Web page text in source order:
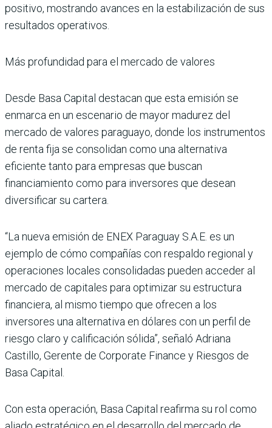
positivo, mostrando avances en la estabilización de sus
resultados operativos.
Más profundidad para el mercado de valores
Desde Basa Capital destacan que esta emisión se
enmarca en un escenario de mayor madurez del
mercado de valores paraguayo, donde los instrumentos
de renta fija se consolidan como una alternativa
eficiente tanto para empresas que buscan
financiamiento como para inversores que desean
diversificar su cartera.
“La nueva emisión de ENEX Paraguay S.A.E. es un
ejemplo de cómo compañías con respaldo regional y
operaciones locales consolidadas pueden acceder al
mercado de capitales para optimizar su estructura
financiera, al mismo tiempo que ofrecen a los
inversores una alternativa en dólares con un perfil de
riesgo claro y calificación sólida”, señaló Adriana
Castillo, Gerente de Corporate Finance y Riesgos de
Basa Capital.
Con esta operación, Basa Capital reafirma su rol como